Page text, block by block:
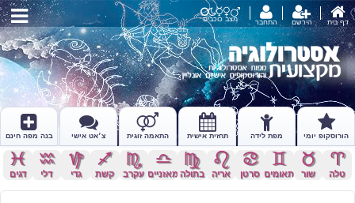
דף בית הירשם התחבר מצב כוכבים
הורוסקופ יומי מפת לידה תחזית אישית התאמה זוגית צ׳אט אישי בנה מפה חינם
a
טלה
s
שור
d
תאומים
f
סרטן
g
אריה
h
בתולה
j
מאזניים
k
עקרב
l
קשת
z
גדי
x
דלי
c
דגים